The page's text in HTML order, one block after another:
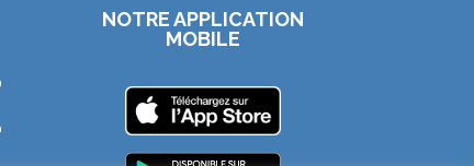
NOTRE APPLICATION
MOBILE